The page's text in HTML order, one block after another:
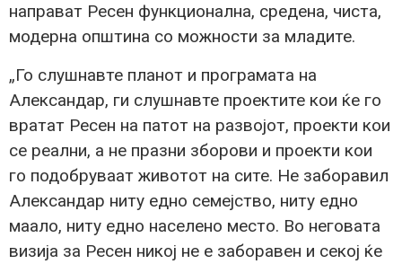
направат Ресен функционална, средена, чиста,
модерна општина со можности за младите.
„Го слушнавте планот и програмата на
Александар, ги слушнавте проектите кои ќе го
вратат Ресен на патот на развојот, проекти кои
се реални, а не празни зборови и проекти кои
го подобруваат животот на сите. Не заборавил
Александар ниту едно семејство, ниту едно
маало, ниту едно населено место. Во неговата
визија за Ресен никој не е заборавен и секој ќе